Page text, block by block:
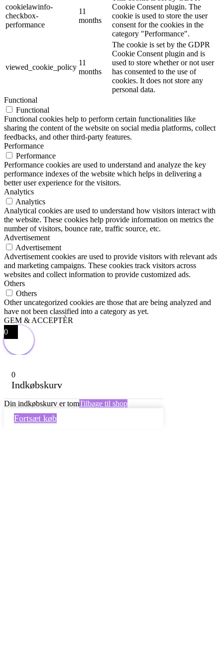
cookielawinfo-
checkbox-
performance
11
months
Cookie Consent plugin. The
cookie is used to store the user
consent for the cookies in the
category "Performance".
viewed_cookie_policy
11
months
The cookie is set by the GDPR
Cookie Consent plugin and is
used to store whether or not user
has consented to the use of
cookies. It does not store any
personal data.
Functional
Functional
Functional cookies help to perform certain functionalities like
sharing the content of the website on social media platforms, collect
feedbacks, and other third-party features.
Performance
Performance
Performance cookies are used to understand and analyze the key
performance indexes of the website which helps in delivering a
better user experience for the visitors.
Analytics
Analytics
Analytical cookies are used to understand how visitors interact with
the website. These cookies help provide information on metrics the
number of visitors, bounce rate, traffic source, etc.
Advertisement
Advertisement
Advertisement cookies are used to provide visitors with relevant ads
and marketing campaigns. These cookies track visitors across
websites and collect information to provide customized ads.
Others
Others
Other uncategorized cookies are those that are being analyzed and
have not been classified into a category as yet.
GEM & ACCEPTÈR
0
0
Indkøbskurv
Din indkøbskurv er tomTilbage til shop
Fortsæt køb